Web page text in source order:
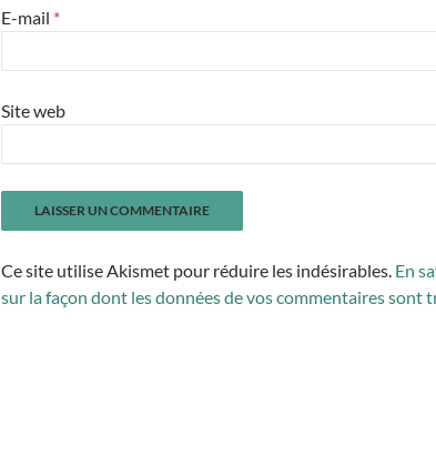
E-mail *
Site web
Ce site utilise Akismet pour réduire les indésirables. En
sur la façon dont les données de vos commentaires sont